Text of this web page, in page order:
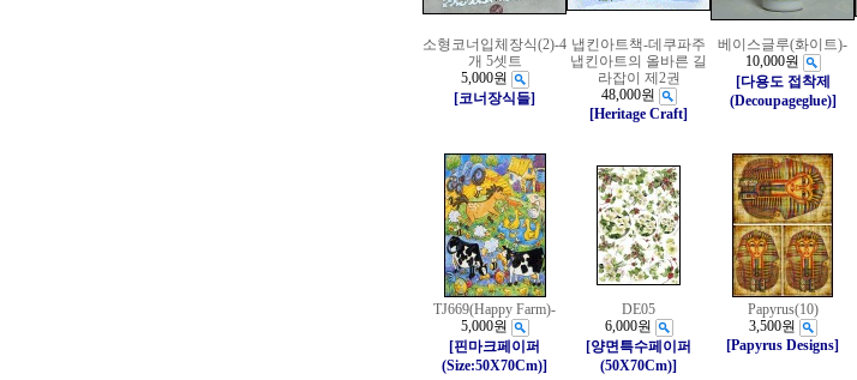
소형코너입체장식(2)-4
개 5셋트
5,000원
[코너장식들]
냅킨아트책-데쿠파주
냅킨아트의 올바른 길
라잡이 제2권
48,000원
[Heritage Craft]
베이스글루(화이트)-
10,000원
[다용도 접착제
(Decoupageglue)]
TJ669(Happy Farm)-
5,000원
[핀마크페이퍼
(Size:50X70Cm)]
DE05
6,000원
[양면특수페이퍼
(50X70Cm)]
Papyrus(10)
3,500원
[Papyrus Designs]